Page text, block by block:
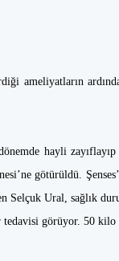
ameliyatların
hayli
götürüldü.
Selçuk Ural, sağlık
görüyor. 50